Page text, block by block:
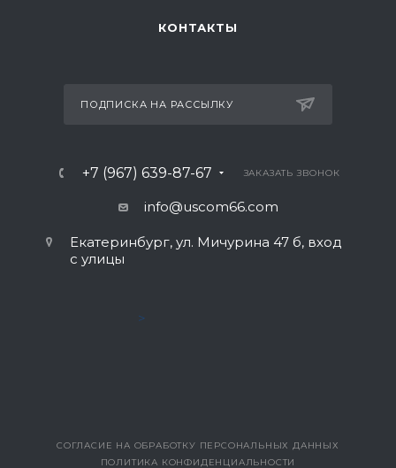
КОНТАКТЫ
ПОДПИСКА НА РАССЫЛКУ
+7 (967) 639-87-67 ЗАКАЗАТЬ ЗВОНОК
info@uscom66.com
Екатеринбург, ул. Мичурина 47 б, вход
с улицы
>
СОГЛАСИЕ НА ОБРАБОТКУ ПЕРСОНАЛЬНЫХ ДАННЫХ
ПОЛИТИКА КОНФИДЕНЦИАЛЬНОСТИ